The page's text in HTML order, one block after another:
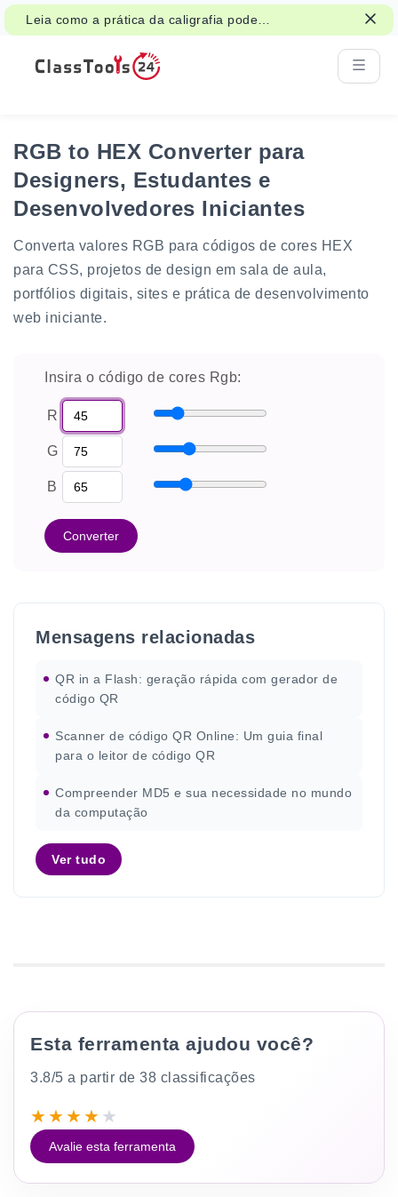
Leia como a prática da caligrafia pode
apoiar atenção, memória e aprendizagem.
RGB to HEX Converter para
Designers, Estudantes e
Desenvolvedores Iniciantes
Converta valores RGB para códigos de cores HEX
para CSS, projetos de design em sala de aula,
portfólios digitais, sites e prática de desenvolvimento
web iniciante.
Insira o código de cores Rgb:
R
G
B
Converter
Mensagens relacionadas
QR in a Flash: geração rápida com gerador de
código QR
Scanner de código QR Online: Um guia final
para o leitor de código QR
Compreender MD5 e sua necessidade no mundo
da computação
Ver tudo
Esta ferramenta ajudou você?
3.8/5 a partir de 38 classificações
★★★★ ★
Avalie esta ferramenta